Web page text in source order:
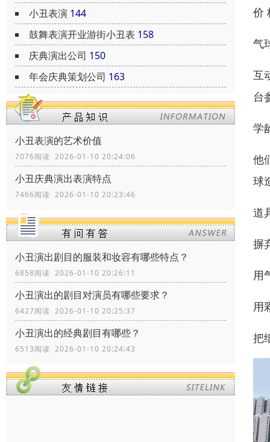
小丑表演 144
鼓舞表演开业游街小丑表 158
庆典演出公司 150
年会庆典策划公司 163
小丑表演的艺术价值
7076阅读 2026-01-10 20:24:06
小丑庆典演出表演特点
7466阅读 2026-01-10 20:23:46
小丑演出剧目的服装和妆容有哪些特点？
6858阅读 2026-01-10 20:26:11
小丑演出的剧目对演员有哪些要求？
6427阅读 2026-01-10 20:25:37
小丑演出的经典剧目有哪些？
6513阅读 2026-01-10 20:24:43
价
气
互
台
学
他
球
道
摒
用
用
把